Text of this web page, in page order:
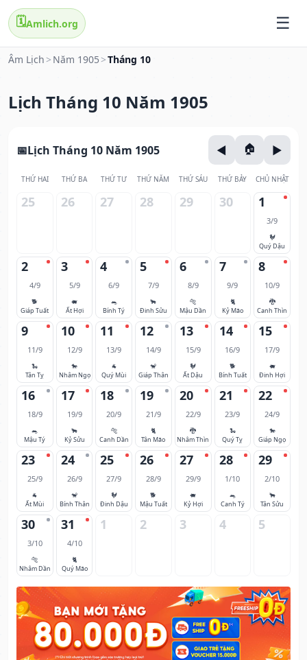
🗓️Amlich.org
Âm Lịch > Năm 1905 >Tháng 10
Lịch Tháng 10 Năm 1905
Lịch Tháng 10 Năm 1905
THỨ HAI THỨ BA THỨ TƯ THỨ NĂM THỨ SÁU THỨ BẢY CHỦ NHẬT
25 26 27 28 29 30 1
3/9
🐓
Quý Dậu
2
4/9
🐕
Giáp Tuất
3
5/9
🐖
Ất Hợi
4
6/9
🐀
Bính Tý
5
7/9
🐂
Đinh Sửu
6
8/9
🐅
Mậu Dần
7
9/9
🐈
Kỷ Mão
8
10/9
🐉
Canh Thìn
9
11/9
🐍
Tân Tỵ
10
12/9
🐎
Nhâm Ngọ
11
13/9
🐐
Quý Mùi
12
14/9
🐒
Giáp Thân
13
15/9
🐓
Ất Dậu
14
16/9
🐕
Bính Tuất
15
17/9
🐖
Đinh Hợi
16
18/9
🐀
Mậu Tý
17
19/9
🐂
Kỷ Sửu
18
20/9
🐅
Canh Dần
19
21/9
🐈
Tân Mão
20
22/9
🐉
Nhâm Thìn
21
23/9
🐍
Quý Tỵ
22
24/9
🐎
Giáp Ngọ
23
25/9
🐐
Ất Mùi
24
26/9
🐒
Bính Thân
25
27/9
🐓
Đinh Dậu
26
28/9
🐕
Mậu Tuất
27
29/9
🐖
Kỷ Hợi
28
1/10
🐀
Canh Tý
29
2/10
🐂
Tân Sửu
30
3/10
🐅
Nhâm Dần
31
4/10
🐈
Quý Mão
1 2 3 4 5